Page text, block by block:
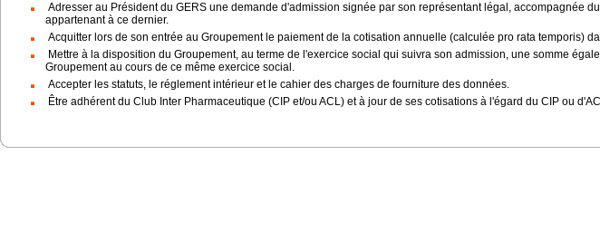
Adresser au Président du GERS une demande d'admission signée par son représentant légal, accompagnée
appartenant à ce dernier.
Acquitter lors de son entrée au Groupement le paiement de la cotisation annuelle (calculée pro rata temporis)
Mettre à la disposition du Groupement, au terme de l'exercice social qui suivra son admission, une somme
Groupement au cours de ce même exercice social.
Accepter les statuts, le réglement intérieur et le cahier des charges de fourniture des données.
Être adhérent du Club Inter Pharmaceutique (CIP et/ou ACL) et à jour de ses cotisations à l'égard du CIP ou